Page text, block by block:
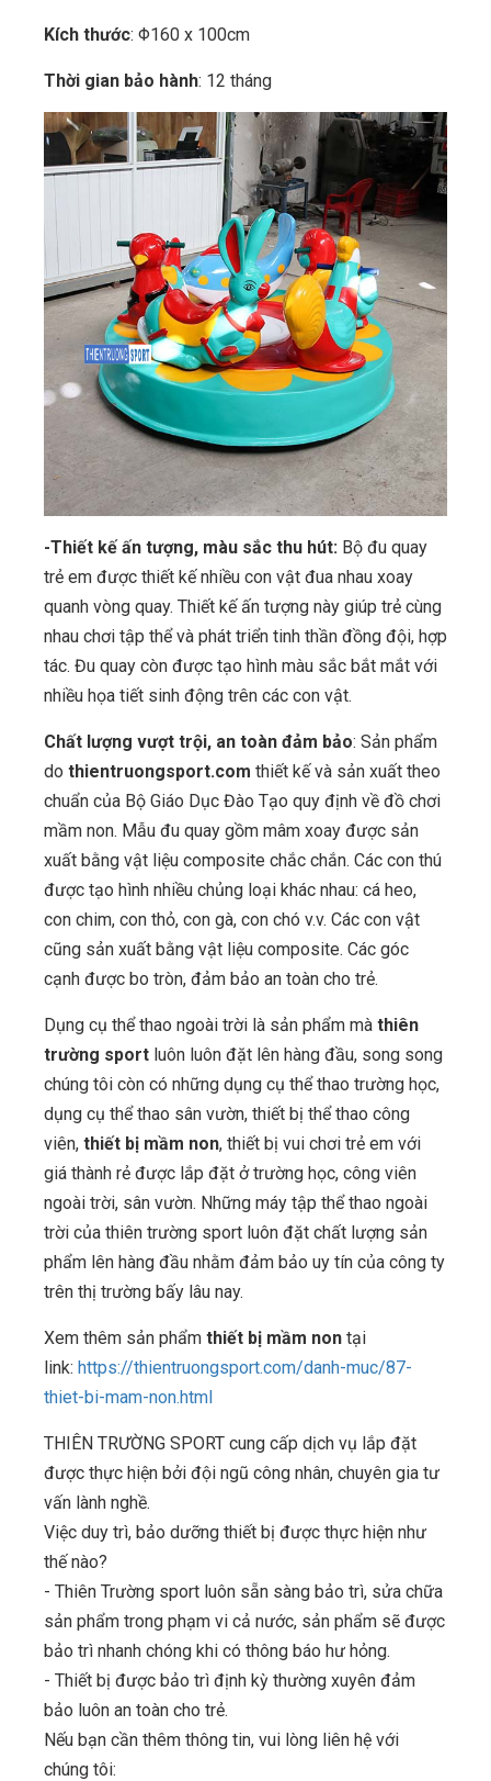
Kích thước: Φ160 x 100cm
Thời gian bảo hành: 12 tháng
-Thiết kế ấn tượng, màu sắc thu hút: Bộ đu quay
trẻ em được thiết kế nhiều con vật đua nhau xoay
quanh vòng quay. Thiết kế ấn tượng này giúp trẻ cùng
nhau chơi tập thể và phát triển tinh thần đồng đội, hợp
tác. Đu quay còn được tạo hình màu sắc bắt mắt với
nhiều họa tiết sinh động trên các con vật.
Chất lượng vượt trội, an toàn đảm bảo: Sản phẩm
do thientruongsport.com thiết kế và sản xuất theo
chuẩn của Bộ Giáo Dục Đào Tạo quy định về đồ chơi
mầm non. Mẫu đu quay gồm mâm xoay được sản
xuất bằng vật liệu composite chắc chắn. Các con thú
được tạo hình nhiều chủng loại khác nhau: cá heo,
con chim, con thỏ, con gà, con chó v.v. Các con vật
cũng sản xuất bằng vật liệu composite. Các góc
cạnh được bo tròn, đảm bảo an toàn cho trẻ.
Dụng cụ thể thao ngoài trời là sản phẩm mà thiên
trường sport luôn luôn đặt lên hàng đầu, song song
chúng tôi còn có những dụng cụ thể thao trường học,
dụng cụ thể thao sân vườn, thiết bị thể thao công
viên, thiết bị mầm non, thiết bị vui chơi trẻ em với
giá thành rẻ được lắp đặt ở trường học, công viên
ngoài trời, sân vườn. Những máy tập thể thao ngoài
trời của thiên trường sport luôn đặt chất lượng sản
phẩm lên hàng đầu nhằm đảm bảo uy tín của công ty
trên thị trường bấy lâu nay.
Xem thêm sản phẩm thiết bị mầm non tại
link: https://thientruongsport.com/danh-muc/87-
thiet-bi-mam-non.html
THIÊN TRƯỜNG SPORT cung cấp dịch vụ lắp đặt
được thực hiện bởi đội ngũ công nhân, chuyên gia tư
vấn lành nghề.
Việc duy trì, bảo dưỡng thiết bị được thực hiện như
thế nào?
- Thiên Trường sport luôn sẵn sàng bảo trì, sửa chữa
sản phẩm trong phạm vi cả nước, sản phẩm sẽ được
bảo trì nhanh chóng khi có thông báo hư hỏng.
- Thiết bị được bảo trì định kỳ thường xuyên đảm
bảo luôn an toàn cho trẻ.
Nếu bạn cần thêm thông tin, vui lòng liên hệ với
chúng tôi: